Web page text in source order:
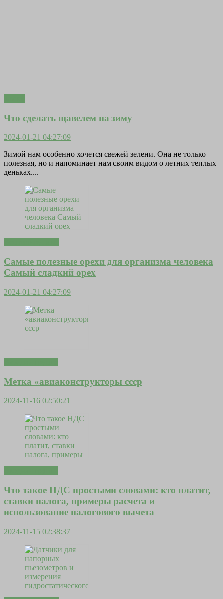
Что сделать щавелем на зиму
2024-01-21 04:27:09
Зимой нам особенно хочется свежей зелени. Она не только
полезная, но и напоминает нам своим видом о летних теплых
деньках....
Самые полезные орехи для организма человека
Самый сладкий орех
2024-01-21 04:27:09
Метка «авиаконструкторы ссср
2024-11-16 02:50:21
Что такое НДС простыми словами: кто платит,
ставки налога, примеры расчета и
использование налогового вычета
2024-11-15 02:38:37